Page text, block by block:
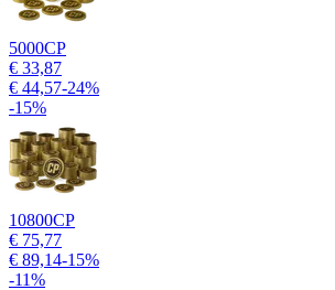
5000CP
€ 33,87
€ 44,57-24%
-15%
10800CP
€ 75,77
€ 89,14-15%
-11%